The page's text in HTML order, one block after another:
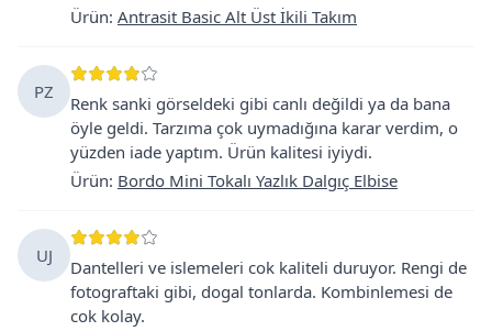
Ürün: Antrasit Basic Alt Üst İkili Takım
PZ
Renk sanki görseldeki gibi canlı değildi ya da bana
öyle geldi. Tarzıma çok uymadığına karar verdim, o
yüzden iade yaptım. Ürün kalitesi iyiydi.
Ürün: Bordo Mini Tokalı Yazlık Dalgıç Elbise
UJ
Dantelleri ve islemeleri cok kaliteli duruyor. Rengi de
fotograftaki gibi, dogal tonlarda. Kombinlemesi de
cok kolay.